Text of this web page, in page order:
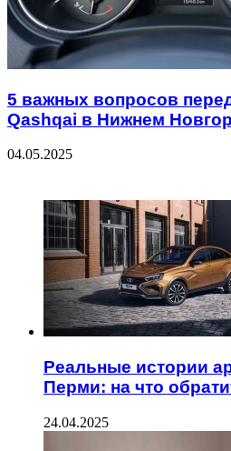
5 важных вопросов
Qashqai в Нижнем
04.05.2025
Реальные истории
Перми: на что
24.04.2025